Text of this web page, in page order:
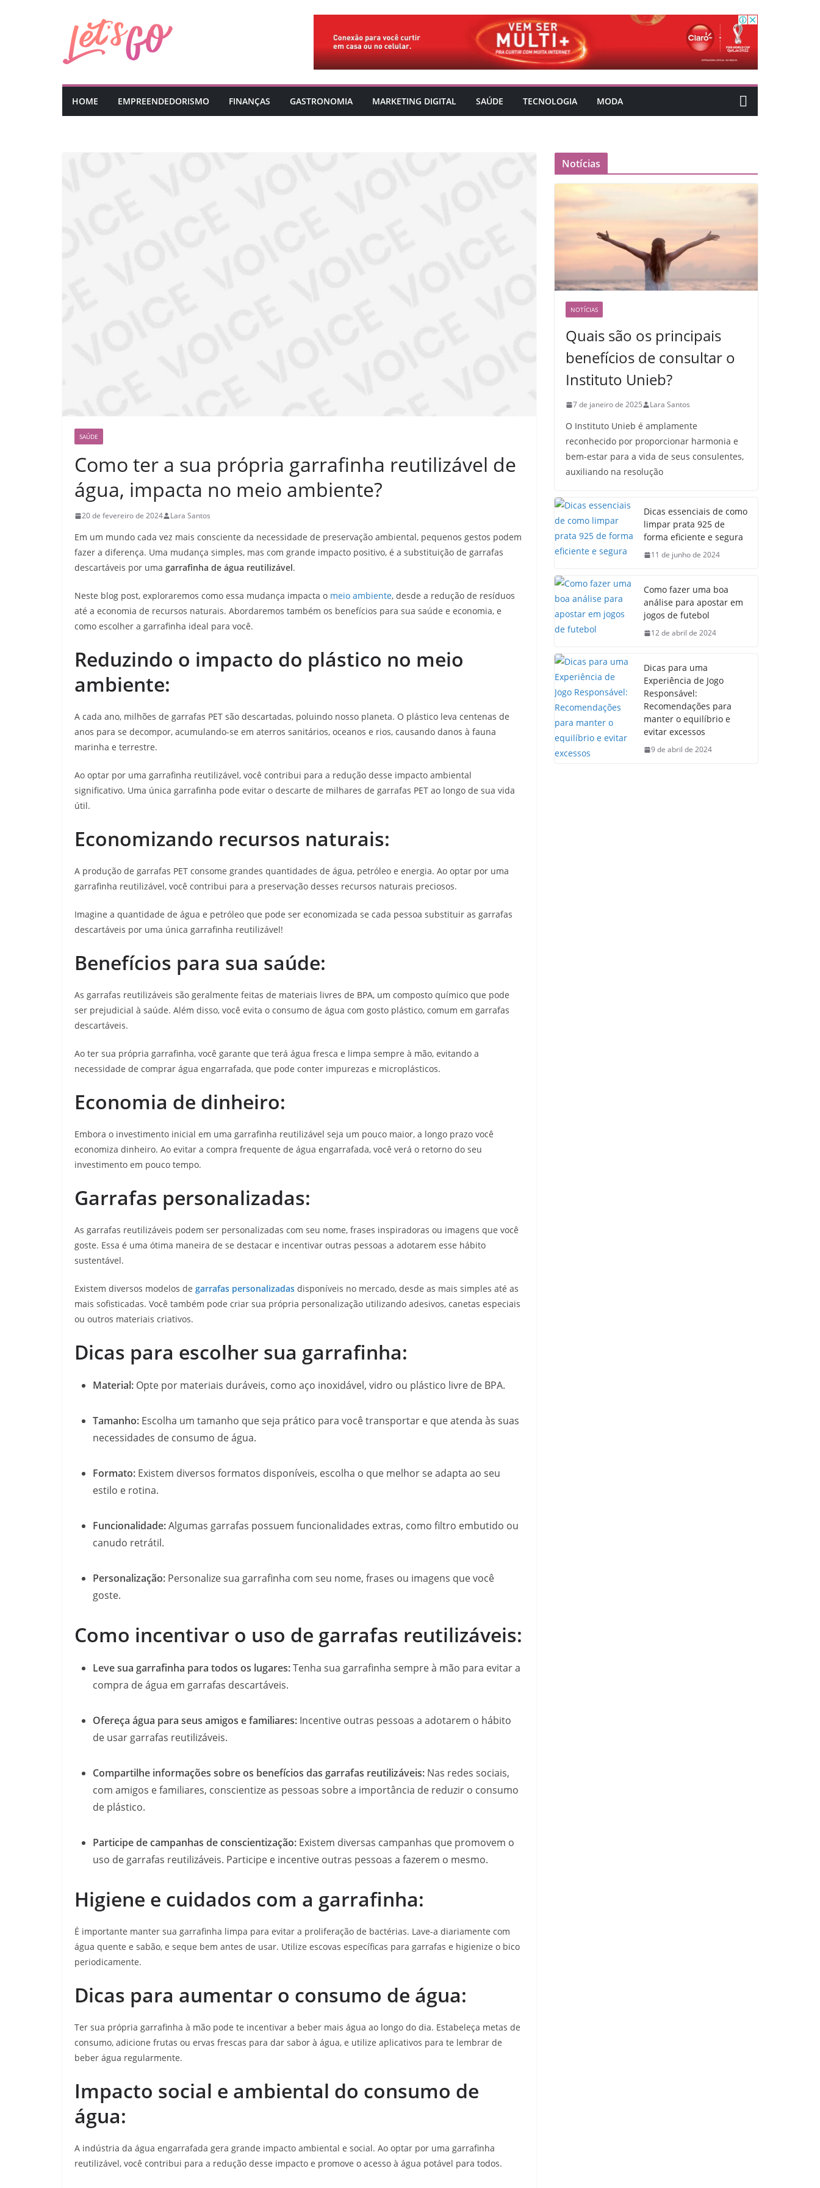
HOME EMPREENDEDORISMO FINANÇAS GASTRONOMIA MARKETING DIGITAL SAÚDE TECNOLOGIA MODA
SAÚDE
Como ter a sua própria garrafinha reutilizável de
água, impacta no meio ambiente?
20 de fevereiro de 2024 Lara Santos
Em um mundo cada vez mais consciente da necessidade de preservação ambiental, pequenos gestos podem
fazer a diferença. Uma mudança simples, mas com grande impacto positivo, é a substituição de garrafas
descartáveis por uma garrafinha de água reutilizável.
Neste blog post, exploraremos como essa mudança impacta o meio ambiente, desde a redução de resíduos
até a economia de recursos naturais. Abordaremos também os benefícios para sua saúde e economia, e
como escolher a garrafinha ideal para você.
Reduzindo o impacto do plástico no meio
ambiente:
A cada ano, milhões de garrafas PET são descartadas, poluindo nosso planeta. O plástico leva centenas de
anos para se decompor, acumulando-se em aterros sanitários, oceanos e rios, causando danos à fauna
marinha e terrestre.
Ao optar por uma garrafinha reutilizável, você contribui para a redução desse impacto ambiental
significativo. Uma única garrafinha pode evitar o descarte de milhares de garrafas PET ao longo de sua vida
útil.
Economizando recursos naturais:
A produção de garrafas PET consome grandes quantidades de água, petróleo e energia. Ao optar por uma
garrafinha reutilizável, você contribui para a preservação desses recursos naturais preciosos.
Imagine a quantidade de água e petróleo que pode ser economizada se cada pessoa substituir as garrafas
descartáveis por uma única garrafinha reutilizável!
Benefícios para sua saúde:
As garrafas reutilizáveis são geralmente feitas de materiais livres de BPA, um composto químico que pode
ser prejudicial à saúde. Além disso, você evita o consumo de água com gosto plástico, comum em garrafas
descartáveis.
Ao ter sua própria garrafinha, você garante que terá água fresca e limpa sempre à mão, evitando a
necessidade de comprar água engarrafada, que pode conter impurezas e microplásticos.
Economia de dinheiro:
Embora o investimento inicial em uma garrafinha reutilizável seja um pouco maior, a longo prazo você
economiza dinheiro. Ao evitar a compra frequente de água engarrafada, você verá o retorno do seu
investimento em pouco tempo.
Garrafas personalizadas:
As garrafas reutilizáveis podem ser personalizadas com seu nome, frases inspiradoras ou imagens que você
goste. Essa é uma ótima maneira de se destacar e incentivar outras pessoas a adotarem esse hábito
sustentável.
Existem diversos modelos de garrafas personalizadas disponíveis no mercado, desde as mais simples até as
mais sofisticadas. Você também pode criar sua própria personalização utilizando adesivos, canetas especiais
ou outros materiais criativos.
Dicas para escolher sua garrafinha:
Material: Opte por materiais duráveis, como aço inoxidável, vidro ou plástico livre de BPA.
Tamanho: Escolha um tamanho que seja prático para você transportar e que atenda às suas
necessidades de consumo de água.
Formato: Existem diversos formatos disponíveis, escolha o que melhor se adapta ao seu
estilo e rotina.
Funcionalidade:Algumas garrafas possuem funcionalidades extras, como filtro embutido ou
canudo retrátil.
Personalização: Personalize sua garrafinha com seu nome, frases ou imagens que você
goste.
Como incentivar o uso de garrafas reutilizáveis:
Leve sua garrafinha para todos os lugares:Tenha sua garrafinha sempre à mão para evitar a
compra de água em garrafas descartáveis.
Ofereça água para seus amigos e familiares: Incentive outras pessoas a adotarem o hábito
de usar garrafas reutilizáveis.
Compartilhe informações sobre os benefícios das garrafas reutilizáveis: Nas redes sociais,
com amigos e familiares, conscientize as pessoas sobre a importância de reduzir o consumo
de plástico.
Participe de campanhas de conscientização: Existem diversas campanhas que promovem o
uso de garrafas reutilizáveis. Participe e incentive outras pessoas a fazerem o mesmo.
Higiene e cuidados com a garrafinha:
É importante manter sua garrafinha limpa para evitar a proliferação de bactérias. Lave-a diariamente com
água quente e sabão, e seque bem antes de usar. Utilize escovas específicas para garrafas e higienize o bico
periodicamente.
Dicas para aumentar o consumo de água:
Ter sua própria garrafinha à mão pode te incentivar a beber mais água ao longo do dia. Estabeleça metas de
consumo, adicione frutas ou ervas frescas para dar sabor à água, e utilize aplicativos para te lembrar de
beber água regularmente.
Impacto social e ambiental do consumo de
água:
A indústria da água engarrafada gera grande impacto ambiental e social. Ao optar por uma garrafinha
reutilizável, você contribui para a redução desse impacto e promove o acesso à água potável para todos.
Notícias
NOTÍCIAS
Quais são os principais
benefícios de consultar o
Instituto Unieb?
7 de janeiro de 2025 Lara Santos
O Instituto Unieb é amplamente
reconhecido por proporcionar harmonia e
bem-estar para a vida de seus consulentes,
auxiliando na resolução
Dicas essenciais de como
limpar prata 925 de
forma eficiente e segura
11 de junho de 2024
Como fazer uma boa
análise para apostar em
jogos de futebol
12 de abril de 2024
Dicas para uma
Experiência de Jogo
Responsável:
Recomendações para
manter o equilíbrio e
evitar excessos
9 de abril de 2024